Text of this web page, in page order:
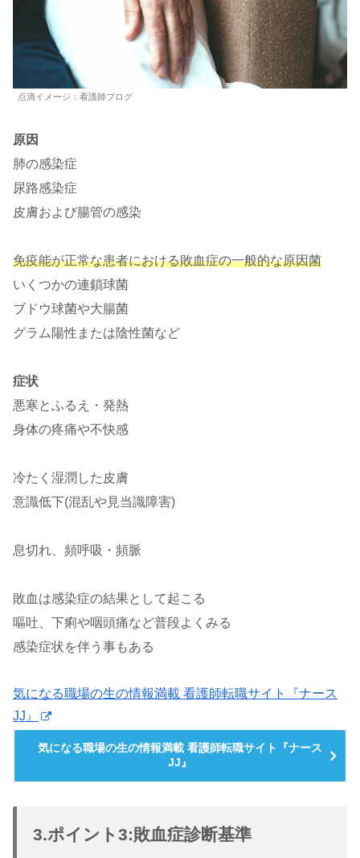
点滴イメージ：看護師ブログ
原因
肺の感染症
尿路感染症
皮膚および腸管の感染
免疫能が正常な患者における敗血症の一般的な原因菌
いくつかの連鎖球菌
ブドウ球菌や大腸菌
グラム陽性または陰性菌など
症状
悪寒とふるえ・発熱
身体の疼痛や不快感
冷たく湿潤した皮膚
意識低下(混乱や見当識障害)
息切れ、頻呼吸・頻脈
敗血は感染症の結果として起こる
嘔吐、下痢や咽頭痛など普段よくみる
感染症状を伴う事もある
気になる職場の生の情報満載 看護師転職サイト『ナース
JJ』
気になる職場の生の情報満載 看護師転職サイト『ナース
JJ』
3.ポイント3:敗血症診断基準